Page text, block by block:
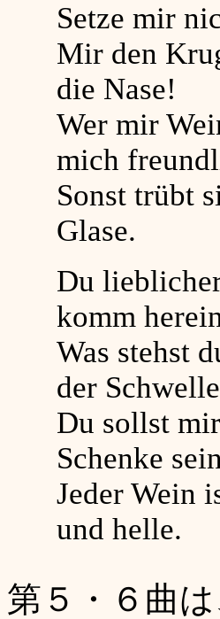
Setze mir
Mir den
die Nase!
Wer mir
mich
Sonst trübt
Glase.
Du
komm
Was stehst
der
Du sollst
Schenke
Jeder Wein
und helle.
第５・６曲は